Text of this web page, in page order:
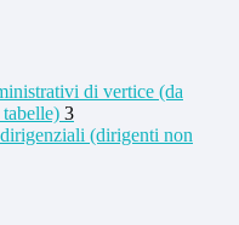
di vertice (da
3
(dirigenti non